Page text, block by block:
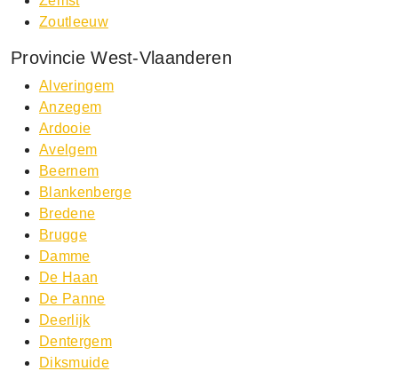
Zoutleeuw
Provincie West-Vlaanderen
Alveringem
Anzegem
Ardooie
Avelgem
Beernem
Blankenberge
Bredene
Brugge
Damme
De Haan
De Panne
Deerlijk
Dentergem
Diksmuide